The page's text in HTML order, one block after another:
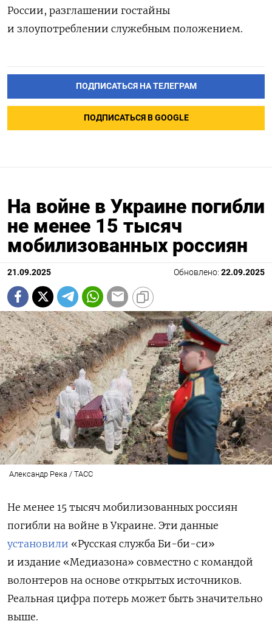
России, разглашении гостайны
и злоупотреблении служебным положением.
ПОДПИСАТЬСЯ НА ТЕЛЕГРАМ
ПОДПИСАТЬСЯ В GOOGLE
На войне в Украине погибли
не менее 15 тысяч
мобилизованных россиян
21.09.2025 Обновлено: 22.09.2025
Александр Река / ТАСС
Не менее 15 тысяч мобилизованных россиян
погибли на войне в Украине. Эти данные
установили «Русская служба Би-би-си»
и издание «Медиазона» совместно с командой
волонтеров на основе открытых источников.
Реальная цифра потерь может быть значительно
выше.